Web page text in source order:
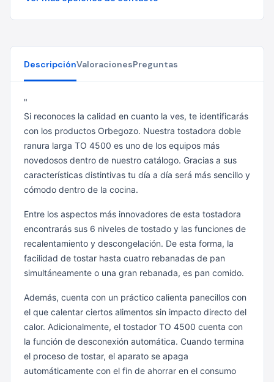
DescripciónValoracionesPreguntas
"
Si reconoces la calidad en cuanto la ves, te identificarás
con los productos Orbegozo. Nuestra tostadora doble
ranura larga TO 4500 es uno de los equipos más
novedosos dentro de nuestro catálogo. Gracias a sus
características distintivas tu día a día será más sencillo y
cómodo dentro de la cocina.
Entre los aspectos más innovadores de esta tostadora
encontrarás sus 6 niveles de tostado y las funciones de
recalentamiento y descongelación. De esta forma, la
facilidad de tostar hasta cuatro rebanadas de pan
simultáneamente o una gran rebanada, es pan comido.
Además, cuenta con un práctico calienta panecillos con
el que calentar ciertos alimentos sin impacto directo del
calor. Adicionalmente, el tostador TO 4500 cuenta con
la función de desconexión automática. Cuando termina
el proceso de tostar, el aparato se apaga
automáticamente con el fin de ahorrar en el consumo